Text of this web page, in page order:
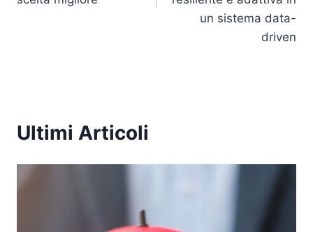
un sistema data-
driven
Ultimi Articoli